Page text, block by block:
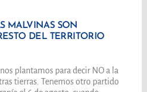
MALVINAS SON
DEL TERRITORIO
plantamos para decir NO a la
tierras. Tenemos otro partido